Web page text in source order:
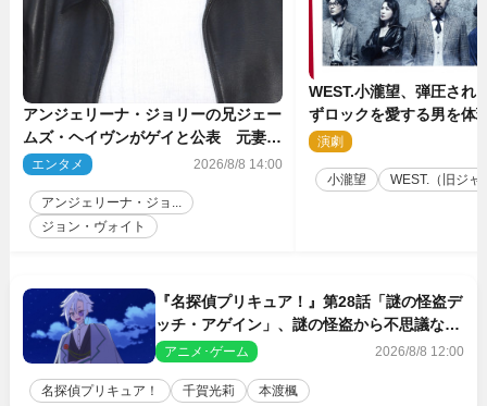
アンジェリーナ・ジョリーの兄ジェー
ムズ・ヘイヴンがゲイと公表 元妻の
生配信で明らかに
エンタメ 2026/8/8 14:00
アンジェリーナ・ジョ...
ジョン・ヴォイト
WEST.小瀧望、弾圧され
ずロックを愛する男を
台『ロックンロール』ビ
演劇
小瀧望 WEST.（旧ジャ
『名探偵プリキュア！』第28話「謎の怪盗デ
ッチ・アゲイン」、謎の怪盗から不思議な予
告状が届く
アニメ･ゲーム 2026/8/8 12:00
名探偵プリキュア！ 千賀光莉 本渡楓